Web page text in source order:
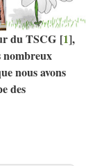
duTSCG [1],
nombreux
nous avons
des